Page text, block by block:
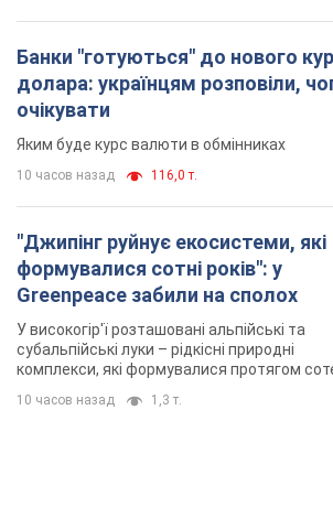
Банки "готуються" до нового
долара: українцям розповіли,
очікувати
Яким буде курс валюти в обмінниках
10 часов назад 116,0 т.
"Джипінг руйнує екосистеми, які
формувалися сотні років": у
Greenpeace забили на сполох
У високогір'ї розташовані альпійські та
субальпійські луки – рідкісні природні
комплекси, які формувалися протягом
10 часов назад 1,3 т.